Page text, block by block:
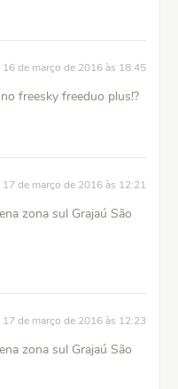
16 de março de 2016 às 18:45
freesky freeduo plus!?
17 de março de 2016 às 12:21
zona sul Grajaú São
17 de março de 2016 às 12:23
zona sul Grajaú São